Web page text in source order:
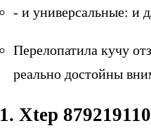
- и универсальные: и
Перелопатила кучу
реально достойны
1. Xtep